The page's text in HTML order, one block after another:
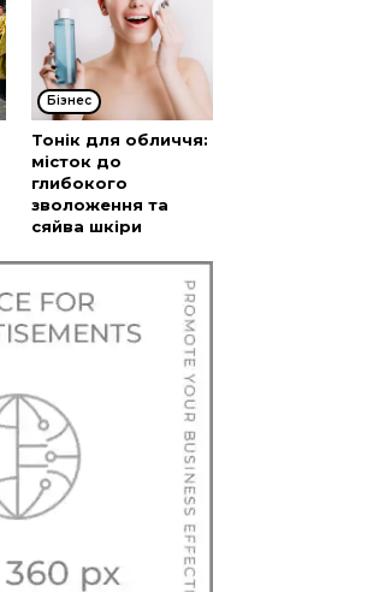
Бізнес
Тонік для обличчя:
місток до
глибокого
зволоження та
сяйва шкіри